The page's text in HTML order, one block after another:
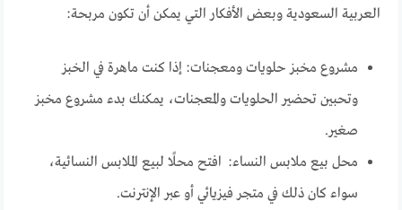
العربية السعودية وبعض الأفكار التي يمكن أن تكون مربحة:
مشروع مخبز حلويات ومعجنات: إذا كنت ماهرة في الخبز
وتحبين تحضير الحلويات والمعجنات، يمكنك بدء مشروع مخبز
صغير.
محل بيع ملابس النساء: افتح محلًا لبيع الملابس النسائية،
سواء كان ذلك في متجر فيزيائي أو عبر الإنترنت.